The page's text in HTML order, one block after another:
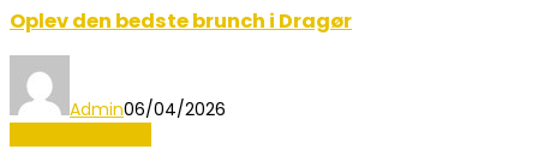
Oplev den bedste brunch i Dragør
Admin06/04/2026